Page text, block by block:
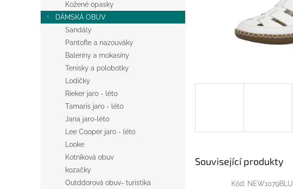
l
Kožené opasky
DÁMSKÁ OBUV
Sandály
Pantofle a nazouváky
Baleríny a mokasíny
Tenisky a polobotky
Lodičky
Rieker jaro - léto
Tamaris jaro - léto
Jana jaro-léto
Lee Cooper jaro - léto
Looke
Kotníková obuv
kozačky
Outddorová obuv- turistika
Související produkty
Kód: NEW1079BLU